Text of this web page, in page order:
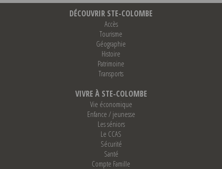
DÉCOUVRIR STE-COLOMBE
Accès
Tourisme
Géographie
Histoire
Patrimoine
Transports
VIVRE À STE-COLOMBE
Vie économique
Enfance / jeunesse
Les séniors
Le CCAS
Sécurité
Santé
Compte Famille